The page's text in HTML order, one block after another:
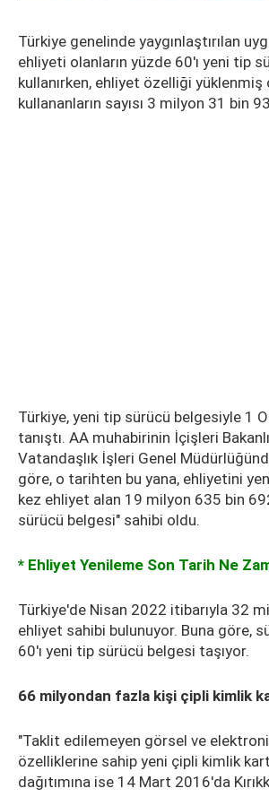
Türkiye genelinde yaygınlaştırılan
ehliyeti olanların yüzde 60'ı yeni tip
kullanırken, ehliyet özelliği yüklenmiş
kullananların sayısı 3 milyon 31 bin
Türkiye, yeni tip sürücü belgesiyle 1
tanıştı. AA muhabirinin İçişleri
Vatandaşlık İşleri Genel
göre, o tarihten bu yana, ehliyetini
kez ehliyet alan 19 milyon 635 bin
sürücü belgesi" sahibi oldu.
* Ehliyet Yenileme Son Tarih Ne
Türkiye'de Nisan 2022 itibarıyla 32
ehliyet sahibi bulunuyor. Buna göre,
60'ı yeni tip sürücü belgesi taşıyor.
66 milyondan fazla kişi çipli kimlik
"Taklit edilemeyen görsel ve
özelliklerine sahip yeni çipli kimlik
dağıtımına ise 14 Mart 2016'da